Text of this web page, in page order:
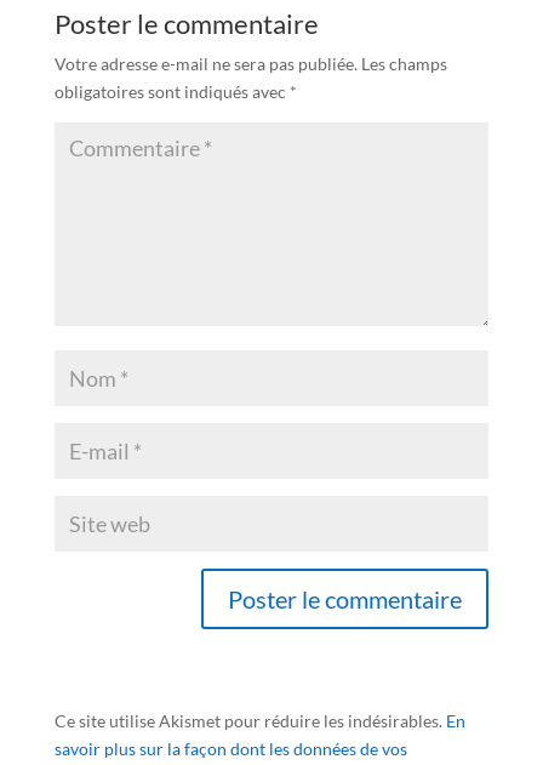
Poster le commentaire
Votre adresse e-mail ne sera pas publiée. Les champs
obligatoires sont indiqués avec *
Ce site utilise Akismet pour réduire les indésirables. En
savoir plus sur la façon dont les données de vos